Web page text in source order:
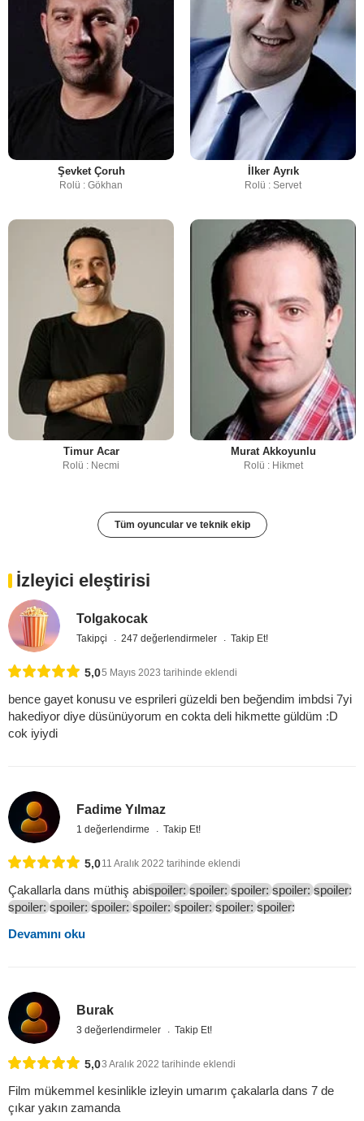
Şevket Çoruh
Rolü : Gökhan
İlker Ayrık
Rolü : Servet
Timur Acar
Rolü : Necmi
Murat Akkoyunlu
Rolü : Hikmet
Tüm oyuncular ve teknik ekip
İzleyici eleştirisi
Tolgakocak
Takipçi 247 değerlendirmeler Takip Et!
5,05 Mayıs 2023 tarihinde eklendi
bence gayet konusu ve esprileri güzeldi ben beğendim imbdsi 7yi
hakediyor diye düsünüyorum en cokta deli hikmette güldüm :D
cok iyiydi
Fadime Yılmaz
1 değerlendirme Takip Et!
5,011 Aralık 2022 tarihinde eklendi
Çakallarla dans müthiş abispoiler:spoiler:spoiler:spoiler:spoiler:
spoiler:spoiler:spoiler:spoiler:spoiler:spoiler:spoiler:
Devamını oku
Burak
3 değerlendirmeler Takip Et!
5,03 Aralık 2022 tarihinde eklendi
Film mükemmel kesinlikle izleyin umarım çakalarla dans 7 de
çıkar yakın zamanda